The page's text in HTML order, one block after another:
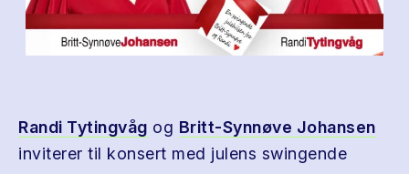
Randi Tytingvåg og Britt-Synnøve Johansen
inviterer til konsert med julens swingende